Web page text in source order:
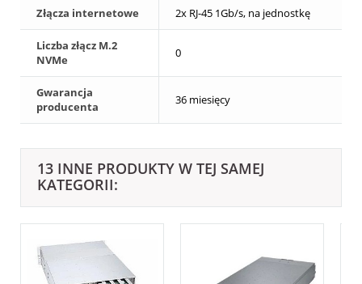
Złącza internetowe 2x RJ-45 1Gb/s, na jednostkę
Liczba złącz M.2
NVMe
0
Gwarancja
producenta
36 miesięcy
13 INNE PRODUKTY W TEJ SAMEJ
KATEGORII: